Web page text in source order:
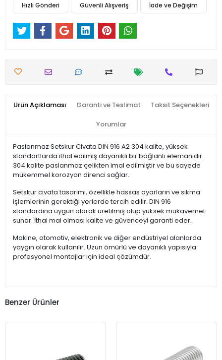
Hızlı Gönderi Güvenli Alışveriş İade ve Değişim
Ürün Açıklaması Garanti ve Teslimat Taksit Seçenekleri
Yorumlar
Paslanmaz Setskur Civata DIN 916 A2 304 kalite, yüksek
standartlarda ithal edilmiş dayanıklı bir bağlantı elemanıdır.
304 kalite paslanmaz çelikten imal edilmiştir ve bu sayede
mükemmel korozyon direnci sağlar.
Setskur civata tasarımı, özellikle hassas ayarların ve sıkma
işlemlerinin gerektiği yerlerde tercih edilir. DIN 916
standardına uygun olarak üretilmiş olup yüksek mukavemet
sunar. İthal mal olması kalite ve güvenceyi garanti eder.
Makine, otomotiv, elektronik ve diğer endüstriyel alanlarda
yaygın olarak kullanılır. Uzun ömürlü ve dayanıklı yapısıyla
profesyonel montajlar için ideal çözümdür.
Benzer Ürünler